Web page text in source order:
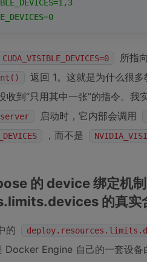
CUDA_VISIBLE_DEVICES=0 所指
返回 1。这就是为什么很
到“只用其中一张”的指令。我
启动时，它内部会调用
，而不是
的 device 绑定机
的真实
的
Engine 自己的一套设备